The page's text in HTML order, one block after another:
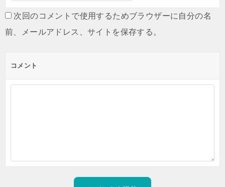
次回のコメントで使用するためブラウザーに自分の名
前、メールアドレス、サイトを保存する。
コメント